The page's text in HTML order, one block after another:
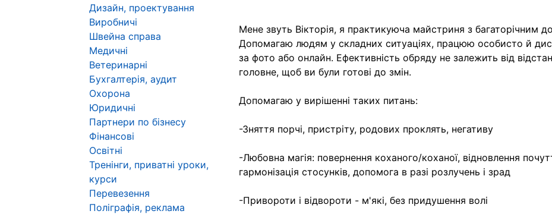
Мене звуть Вікторія, я практикуюча майстриня з багаторічним
Допомагаю людям у складних ситуаціях, працюю особисто й
за фото або онлайн. Ефективність обряду не залежить від
головне, щоб ви були готові до змін.
Допомагаю у вирішенні таких питань:
-Зняття порчі, пристріту, родових проклять, негативу
-Любовна магія: повернення коханого/коханої, відновлення
гармонізація стосунків, допомога в разі розлучень і зрад
-Привороти і відвороти - м'які, без придушення волі
Дизайн, проектування
Виробничі
Швейна справа
Медичні
Ветеринарні
Бухгалтерія, аудит
Охорона
Юридичні
Партнери по бізнесу
Фінансові
Освітні
Тренінги, приватні уроки,
курси
Перевезення
Поліграфія, реклама